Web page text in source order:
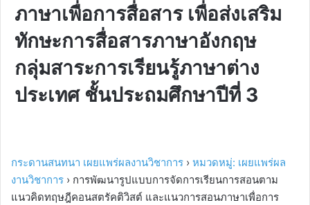
ภาษาเพื่อการสื่อสาร เพื่อส่งเสริม
ทักษะการสื่อสารภาษาอังกฤษ
กลุ่มสาระการเรียนรู้ภาษาต่าง
ประเทศ ชั้นประถมศึกษาปีที่ 3
กระดานสนทนา เผยแพร่ผลงานวิชาการ › หมวดหมู่: เผยแพร่ผล
งานวิชาการ › การพัฒนารูปแบบการจัดการเรียนการสอนตาม
แนวคิดทฤษฎีคอนสตรัคติวิสต์ และแนวการสอนภาษาเพื่อการ